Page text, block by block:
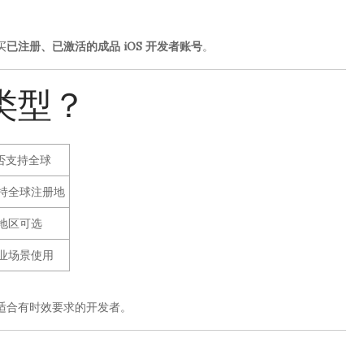
已注册、已激活的成品 iOS 开发者账号。
型？
支持全球
全球注册地
区可选
场景使用
合有时效要求的开发者。